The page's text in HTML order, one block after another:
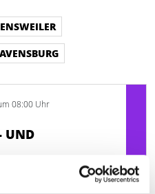
08:00 Uhr
UND
Oberreitnau DE